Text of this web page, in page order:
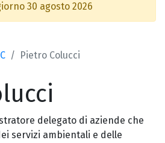
30 agosto 2026
C Pietro Colucci
delegato di aziende che
servizi ambientali e delle